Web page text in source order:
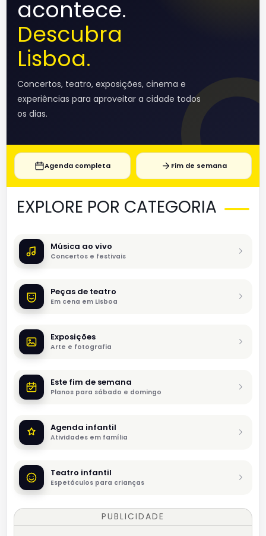
acontece.
Descubra
Lisboa.
Concertos, teatro, exposições, cinema e
experiências para aproveitar a cidade todos
os dias.
Agenda completa Fim de semana
EXPLORE POR CATEGORIA
Música ao vivo
Concertos e festivais
Peças de teatro
Em cena em Lisboa
Exposições
Arte e fotografia
Este fim de semana
Planos para sábado e domingo
Agenda infantil
Atividades em família
Teatro infantil
Espetáculos para crianças
PUBLICIDADE